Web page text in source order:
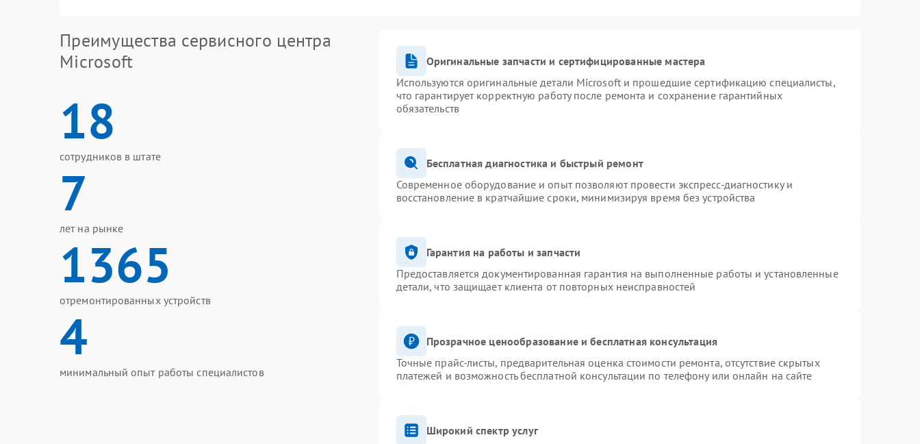
Преимущества сервисного центра
Microsoft
18
сотрудников в штате
7
лет на рынке
1365
отремонтированных устройств
4
минимальный опыт работы специалистов
Оригинальные запчасти и сертифицированные мастера
Используются оригинальные детали Microsoft и прошедшие сертификацию специалисты,
что гарантирует корректную работу после ремонта и сохранение гарантийных
обязательств
Бесплатная диагностика и быстрый ремонт
Современное оборудование и опыт позволяют провести экспресс-диагностику и
восстановление в кратчайшие сроки, минимизируя время без устройства
Гарантия на работы и запчасти
Предоставляется документированная гарантия на выполненные работы и установленные
детали, что защищает клиента от повторных неисправностей
Прозрачное ценообразование и бесплатная консультация
Точные прайс-листы, предварительная оценка стоимости ремонта, отсутствие скрытых
платежей и возможность бесплатной консультации по телефону или онлайн на сайте
Широкий спектр услуг